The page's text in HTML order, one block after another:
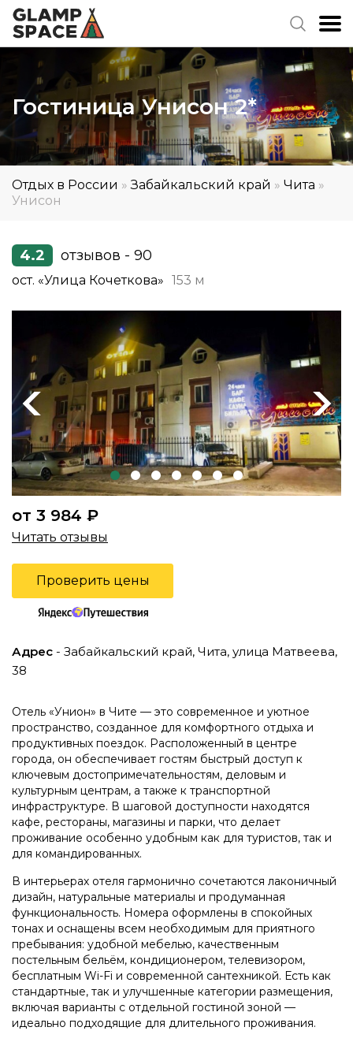
Гостиница Унисон 2*
Отдых в России »Забайкальский край » Чита »
Унисон
4.2 отзывов - 90
ост. «Улица Кочеткова» 153 м
Previous Next
от 3 984 ₽
Читать отзывы
Проверить цены
Адрес - Забайкальский край, Чита, улица Матвеева,
38
Отель «Унион» в Чите — это современное и уютное
пространство, созданное для комфортного отдыха и
продуктивных поездок. Расположенный в центре
города, он обеспечивает гостям быстрый доступ к
ключевым достопримечательностям, деловым и
культурным центрам, а также к транспортной
инфраструктуре. В шаговой доступности находятся
кафе, рестораны, магазины и парки, что делает
проживание особенно удобным как для туристов, так и
для командированных.
В интерьерах отеля гармонично сочетаются лаконичный
дизайн, натуральные материалы и продуманная
функциональность. Номера оформлены в спокойных
тонах и оснащены всем необходимым для приятного
пребывания: удобной мебелью, качественным
постельным бельём, кондиционером, телевизором,
бесплатным Wi-Fi и современной сантехникой. Есть как
стандартные, так и улучшенные категории размещения,
включая варианты с отдельной гостиной зоной —
идеально подходящие для длительного проживания.